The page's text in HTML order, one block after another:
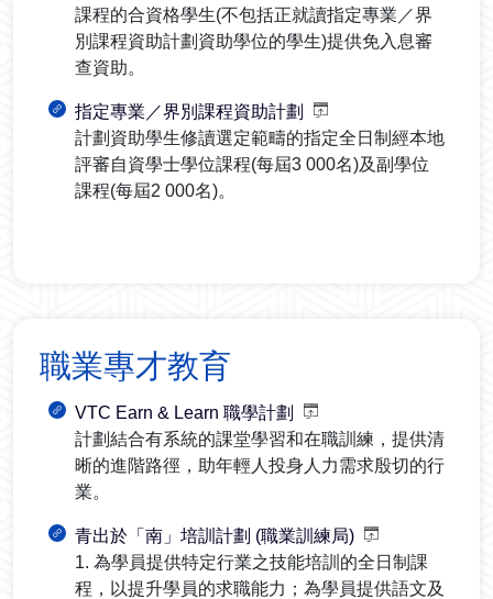
課程的合資格學生(不包括正就讀指定專業／界
別課程資助計劃資助學位的學生)提供免入息審
查資助。
指定專業／界別課程資助計劃
計劃資助學生修讀選定範疇的指定全日制經本地
評審自資學士學位課程(每屆3 000名)及副學位
課程(每屆2 000名)。
職業專才教育
VTC Earn & Learn 職學計劃
計劃結合有系統的課堂學習和在職訓練，提供清
晰的進階路徑，助年輕人投身人力需求殷切的行
業。
青出於「南」培訓計劃 (職業訓練局)
1. 為學員提供特定行業之技能培訓的全日制課
程，以提升學員的求職能力；為學員提供語文及